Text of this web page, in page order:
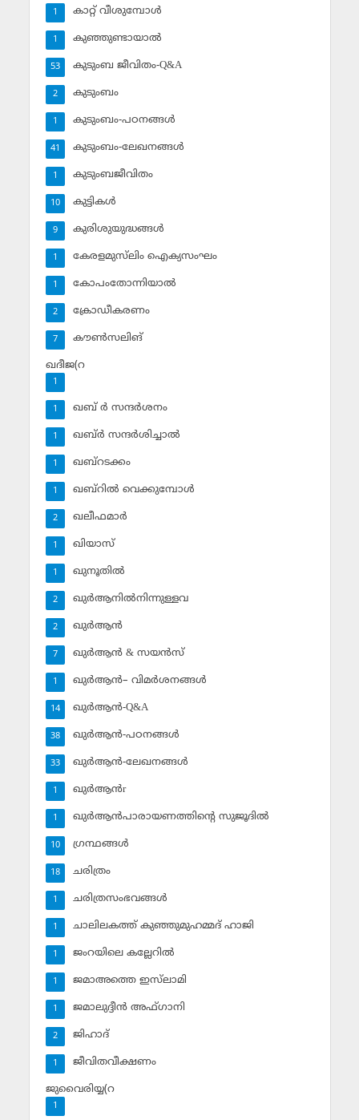
കാറ്റ് വീശുമ്പോള്‍
1
കുഞ്ഞുണ്ടായാല്‍
1
കുടുംബ ജീവിതം-Q&A
53
കുടുംബം
2
കുടുംബം-പഠനങ്ങള്‍
1
കുടുംബം-ലേഖനങ്ങള്‍
41
കുടുംബജീവിതം
1
കുട്ടികള്‍
10
കുരിശുയുദ്ധങ്ങള്‍
9
കേരളമുസ്‌ലിം ഐക്യസംഘം
1
കോപംതോന്നിയാല്‍
1
ക്രോഡീകരണം
2
കൗണ്‍സലിങ്‌
7
ഖദീജ(റ
1
ഖബ് ര്‍ സന്ദര്‍ശനം
1
ഖബ്ര്‍ സന്ദര്‍ശിച്ചാല്‍
1
ഖബ്‌റടക്കം
1
ഖബ്‌റില്‍ വെക്കുമ്പോള്‍
1
ഖലീഫമാര്‍
2
ഖിയാസ്
1
ഖുനൂതില്‍
1
ഖുര്‍ആനില്‍നിന്നുള്ളവ
2
ഖുര്‍ആന്‍
2
ഖുര്‍ആന്‍ & സയന്‍സ്‌
7
ഖുര്‍ആന്‍– വിമര്‍ശനങ്ങള്‍
1
ഖുര്‍ആന്‍-Q&A
14
ഖുര്‍ആന്‍-പഠനങ്ങള്‍
38
ഖുര്‍ആന്‍-ലേഖനങ്ങള്‍
33
ഖുര്‍ആന്‍r
1
ഖുര്‍ആന്‍പാരായണത്തിന്റെ സുജൂദില്‍
1
ഗ്രന്ഥങ്ങള്‍
10
ചരിത്രം
18
ചരിത്രസംഭവങ്ങള്‍
1
ചാലിലകത്ത് കുഞ്ഞുമുഹമ്മദ് ഹാജി
1
ജംറയിലെ കല്ലേറില്‍
1
ജമാഅത്തെ ഇസ്‌ലാമി
1
ജമാലുദ്ദീന്‍ അഫ്ഗാനി
1
ജിഹാദ്‌
2
ജീവിതവീക്ഷണം
1
ജുവൈരിയ്യ(റ
1